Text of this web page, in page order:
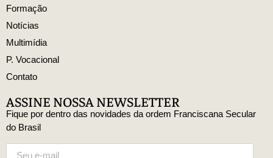
Formação
Notícias
Multimídia
P. Vocacional
Contato
ASSINE NOSSA NEWSLETTER
Fique por dentro das novidades da ordem Franciscana Secular
do Brasil